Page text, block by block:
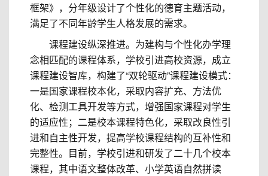
框架》，分年级设计了个性化的德育主题活动，
满足了不同年龄学生人格发展的需求。
课程建设纵深推进。为建构与个性化办学理
念相匹配的课程体系，学校引进高校资源，成立
课程建设智库，构建了“双轮驱动”课程建设模式：
一是国家课程校本化，采取内容扩充、方法优
化、检测工具开发等方式，增强国家课程对学生
的适应性；二是校本课程特色化，采取改良性引
进和自主性开发，提高学校课程结构的互补性和
完整性。目前，学校引进和研发了二十几个校本
课程，其中语文整体改革、小学英语自然拼读